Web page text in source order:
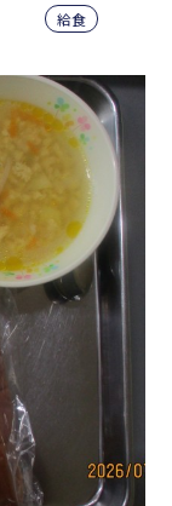
給食